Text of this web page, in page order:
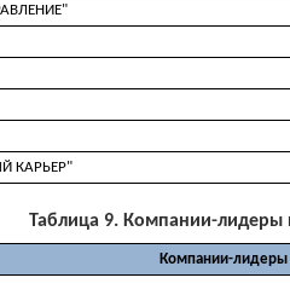
КАРЬЕР"
Таблица 9. Компании-лидеры
Компании-